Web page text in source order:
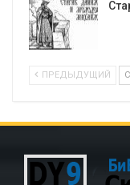
ПРЕДЫДУЩИЙ